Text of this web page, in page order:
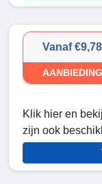
Vanaf €9,78
AANBIEDING
Klik hier en
zijn ook